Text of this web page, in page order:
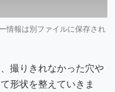
情報は別ファイルに保存され
撮りきれなかった穴や
形状を整えていきま